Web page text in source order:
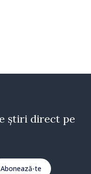
știri direct pe
Abonează-te